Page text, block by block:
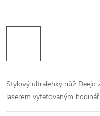
Stylový ultralehký nůž Deejo
laserem vytetovaným